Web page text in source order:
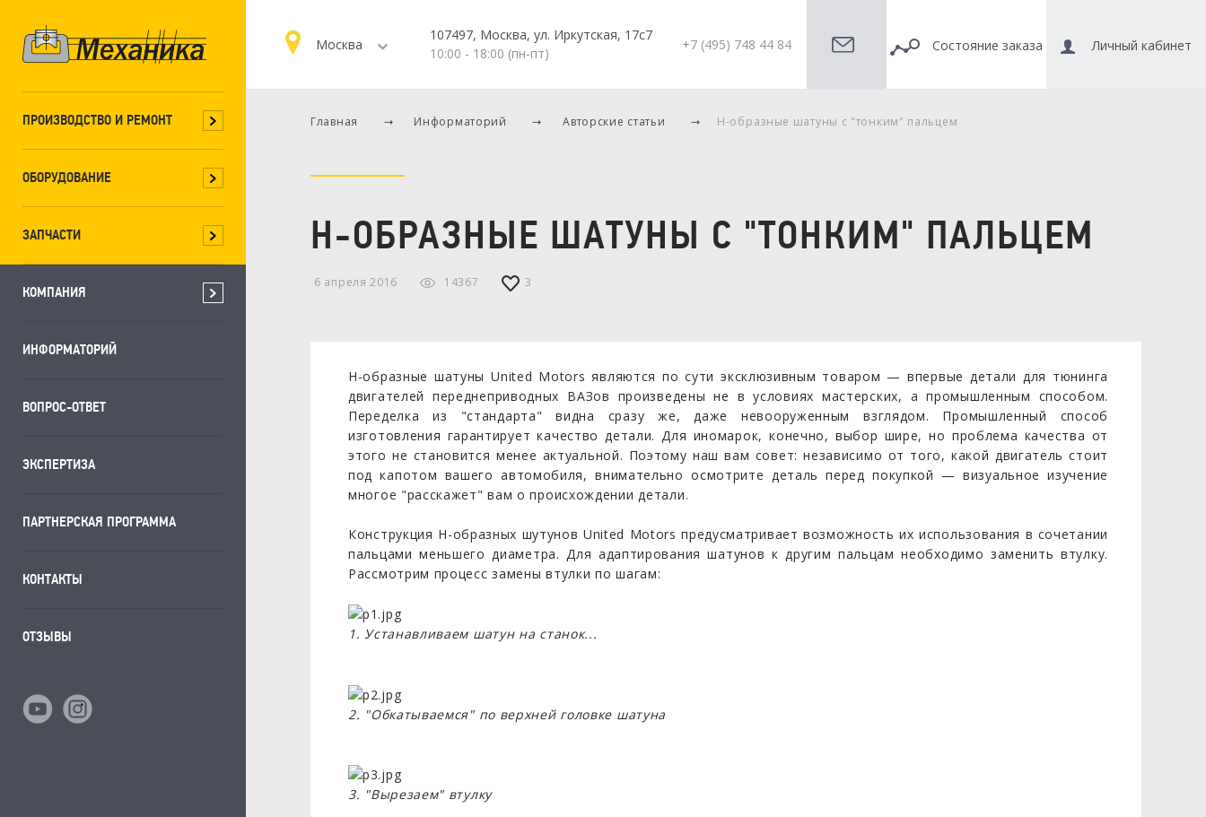
ПРОИЗВОДСТВО И РЕМОНТ
ОБОРУДОВАНИЕ
ЗАПЧАСТИ
КОМПАНИЯ
ИНФОРМАТОРИЙ
ВОПРОС-ОТВЕТ
ЭКСПЕРТИЗА
ПАРТНЕРСКАЯ ПРОГРАММА
КОНТАКТЫ
ОТЗЫВЫ
Москва
107497, Москва, ул. Иркутская, 17с7
10:00 - 18:00 (пн-пт)
+7 (495) 748 44 84 Состояние заказа Личный кабинет
Главная Информаторий Авторские статьи H-образные шатуны с "тонким" пальцем
H-ОБРАЗНЫЕ ШАТУНЫ С "ТОНКИМ" ПАЛЬЦЕМ
6 апреля 2016 14367 3
Н-образные шатуны United Motors являются по сути эксклюзивным товаром — впервые детали для тюнинга
двигателей переднеприводных ВАЗов произведены не в условиях мастерских, а промышленным способом.
Переделка из "стандарта" видна сразу же, даже невооруженным взглядом. Промышленный способ
изготовления гарантирует качество детали. Для иномарок, конечно, выбор шире, но проблема качества от
этого не становится менее актуальной. Поэтому наш вам совет: независимо от того, какой двигатель стоит
под капотом вашего автомобиля, внимательно осмотрите деталь перед покупкой — визуальное изучение
многое "расскажет" вам о происхождении детали.
Конструкция Н-образных шутунов United Motors предусматривает возможность их использования в сочетании
пальцами меньшего диаметра. Для адаптирования шатунов к другим пальцам необходимо заменить втулку.
Рассмотрим процесс замены втулки по шагам:
1. Устанавливаем шатун на станок...
2. "Обкатываемся" по верхней головке шатуна
3. "Вырезаем" втулку